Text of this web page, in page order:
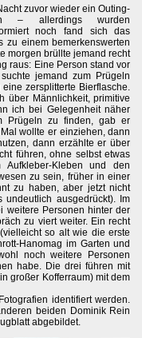
zuvor wieder ein Outing-
– allerdings wurden
noch fand sich das
zu einem bemerkenswerten
morgen brüllte jemand recht
raus: Eine Person stand vor
jemand zum Prügeln
zersplitterte Bierflasche.
über Männlichkeit, primitive
ich bei Gelegenheit näher
Prügeln zu finden, gab er
wollte er einziehen, dann
dann erzählte er über
führen, ohne selbst etwas
Kleben und den
zu sein, früher in einer
zu haben, aber jetzt nicht
ausgedrückt). Im
weitere Personen hinter der
zu viert weiter. Ein recht
so alt wie die erste
Hanomag im Garten und
noch weitere Personen
habe. Die drei führen mit
großer Kofferraum) mit dem
identifiert werden.
beiden Dominik Rein
abgebildet.